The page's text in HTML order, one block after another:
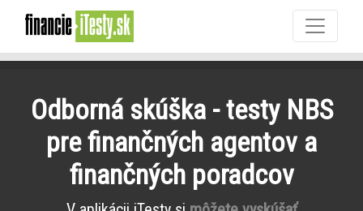
Odborná skúška - testy NBS
pre finančných agentov a
finančných poradcov